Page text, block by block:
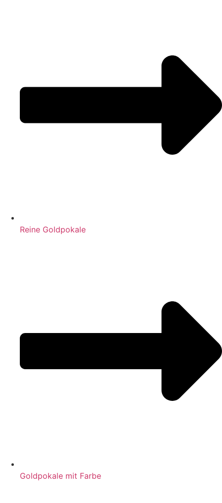
Reine Goldpokale
Goldpokale mit Farbe